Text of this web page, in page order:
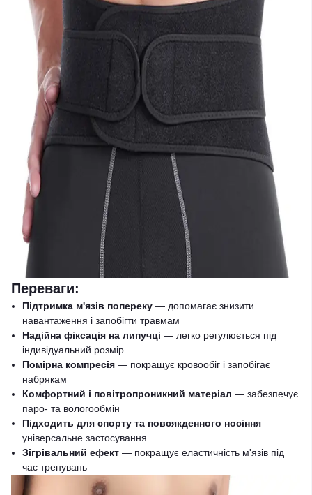
Переваги:
Підтримка м'язів попереку — допомагає знизити
навантаження і запобігти травмам
Надійна фіксація на липучці — легко регулюється під
індивідуальний розмір
Помірна компресія — покращує кровообіг і запобігає
набрякам
Комфортний і повітропроникний матеріал — забезпечує
паро- та вологообмін
Підходить для спорту та повсякденного носіння —
універсальне застосування
Зігрівальний ефект — покращує еластичність м'язів під
час тренувань